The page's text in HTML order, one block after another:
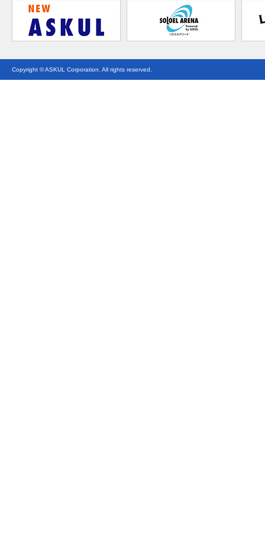
Copyright © ASKUL Corporation. All rights reserved.